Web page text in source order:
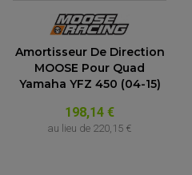
Amortisseur De Direction
MOOSE Pour Quad
Yamaha YFZ 450 (04-15)
198,14 €
au lieu de 220,15 €